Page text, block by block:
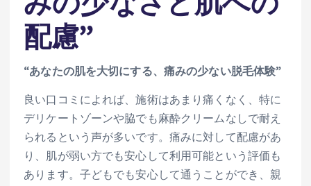
配慮”
“あなたの肌を大切にする、痛みの少ない脱毛体験”
良い口コミによれば、施術はあまり痛くなく、特に
デリケートゾーンや脇でも麻酔クリームなしで耐え
られるという声が多いです。痛みに対して配慮があ
り、肌が弱い方でも安心して利用可能という評価も
あります。子どもでも安心して通うことができ、親